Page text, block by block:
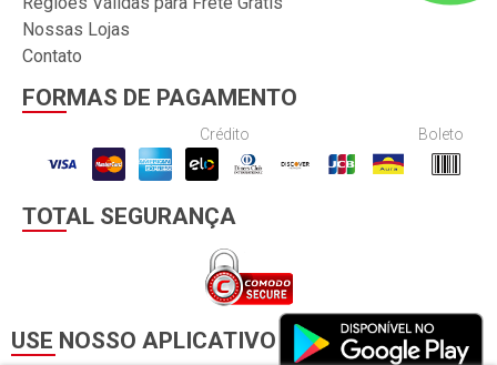
Nossas Lojas
Contato
FORMAS DE PAGAMENTO
Crédito Boleto
TOTAL SEGURANÇA
USE NOSSO APLICATIVO